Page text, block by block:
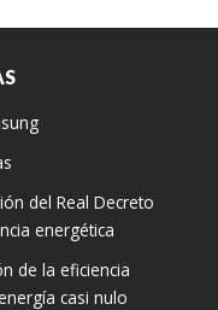
del Real Decreto
energética
de la eficiencia
casi nulo